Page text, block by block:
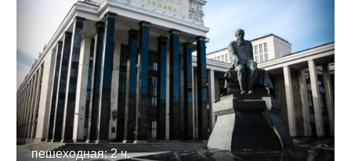
пешеходная: 2 ч.